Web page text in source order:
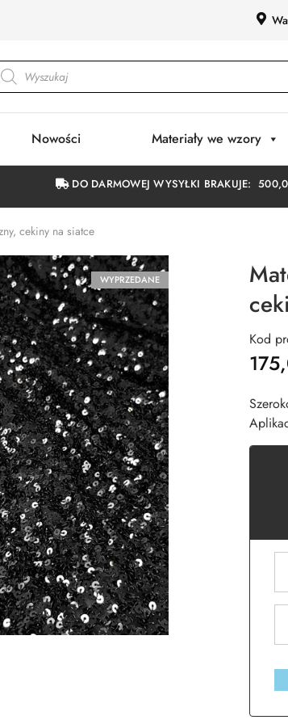
Nowości Materiały we wzory
DO DARMOWEJ WYSYŁKI BRAKUJE:
cekiny na siatce
WYPRZEDANE
Kod